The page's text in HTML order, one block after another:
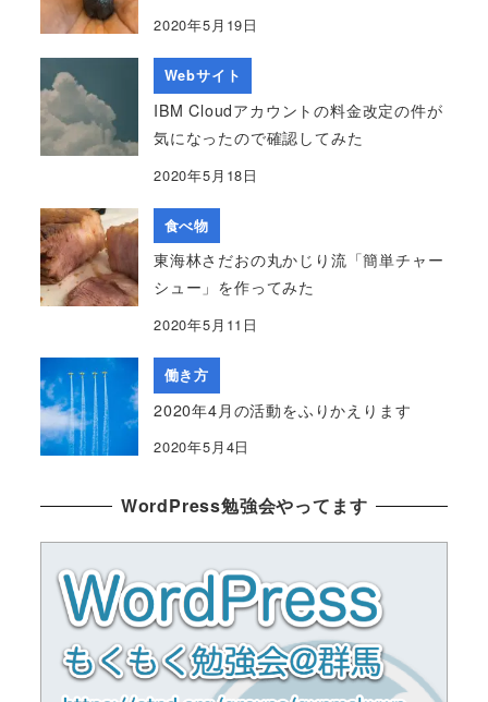
2020年5月19日
Webサイト
IBM Cloudアカウントの料金改定の件が
気になったので確認してみた
2020年5月18日
食べ物
東海林さだおの丸かじり流「簡単チャー
シュー」を作ってみた
2020年5月11日
働き方
2020年4月の活動をふりかえります
2020年5月4日
WordPress勉強会やってます